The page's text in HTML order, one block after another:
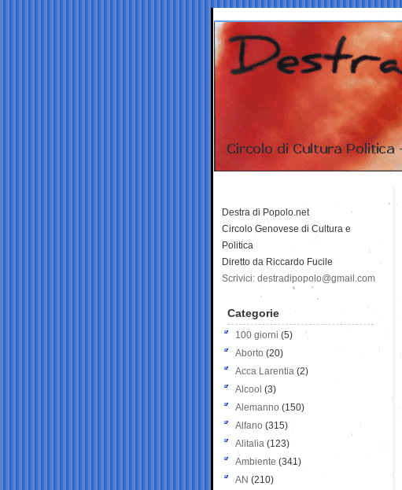
Destra di Popolo.net
Circolo Genovese di Cultura e
Politica
Diretto da Riccardo Fucile
Scrivici: destradipopolo@gmail.com
Categorie
100 giorni (5)
Aborto (20)
Acca Larentia (2)
Alcool (3)
Alemanno (150)
Alfano (315)
Alitalia (123)
Ambiente (341)
AN (210)